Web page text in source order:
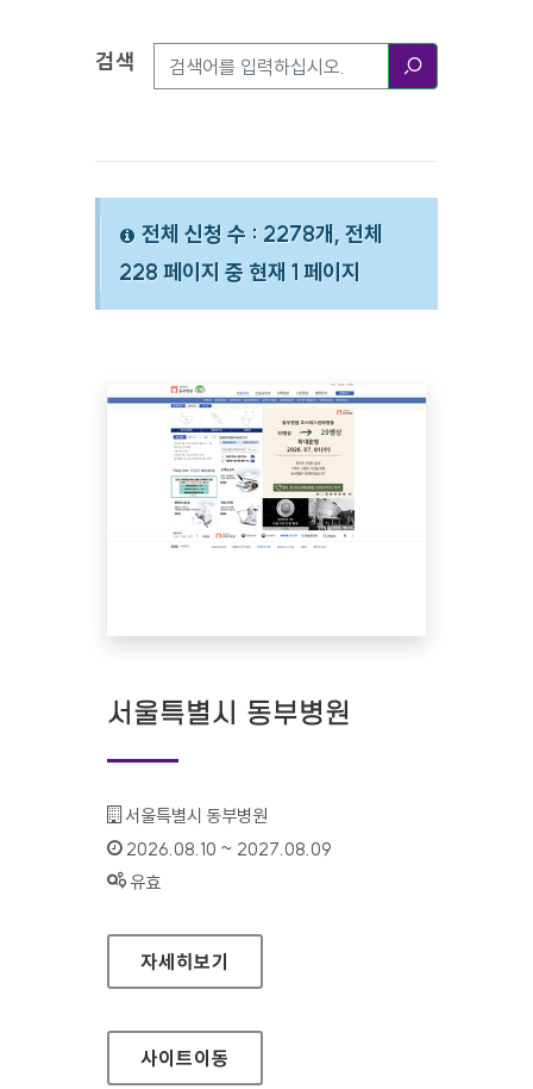
검색옵션
검색
전체 신청 수 : 2278개, 전체
228 페이지 중 현재 1 페이지
서울특별시 동부병원
기관명 :
서울특별시 동부병원
인증기간 :
2026.08.10 ~ 2027.08.09
상태 :
유효
서울특별시 동부병원
자세히보기
사이트이동